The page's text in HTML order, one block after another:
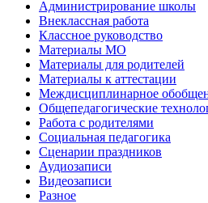
Администрирование школы
Внеклассная работа
Классное руководство
Материалы МО
Материалы для родителей
Материалы к аттестации
Междисциплинарное
Общепедагогические
Работа с родителями
Социальная педагогика
Сценарии праздников
Аудиозаписи
Видеозаписи
Разное